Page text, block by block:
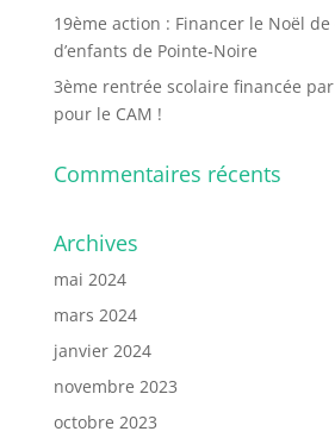
19ème action : Financer le Noël
d’enfants de Pointe-Noire
3ème rentrée scolaire financée
pour le CAM !
Commentaires récents
Archives
mai 2024
mars 2024
janvier 2024
novembre 2023
octobre 2023